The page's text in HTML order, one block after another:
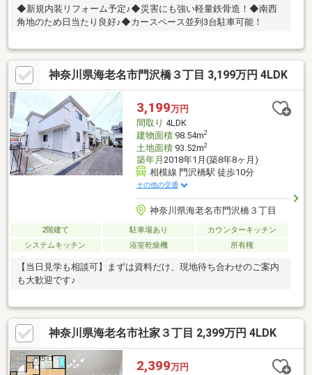
◆新規内装リフォーム予定♪◆災害にも強い軽量鉄骨造！◆南西
角地のため日当たり良好♪◆カースペース並列3台駐車可能！
神奈川県海老名市門沢橋３丁目 3,199万円 4LDK
3,199万円
間取り 4LDK
建物面積98.54m2
土地面積93.52m2
築年月 2018年1月(築8年8ヶ月)
相模線 門沢橋駅 徒歩10分
その他の交通
神奈川県海老名市門沢橋３丁目
2階建て 駐車場あり
カウンターキッチン
システムキッチン
浴室乾燥機 所有権
【当日見学も相談可】まずは資料だけ、現地待ち合わせのご案内
も大歓迎です♪
神奈川県海老名市社家３丁目 2,399万円 4LDK
2,399万円